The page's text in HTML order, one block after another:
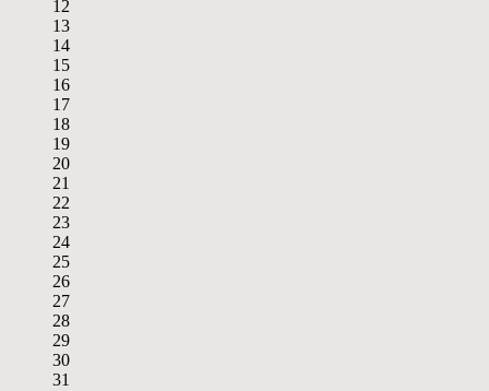
12
13
14
15
16
17
18
19
20
21
22
23
24
25
26
27
28
29
30
31